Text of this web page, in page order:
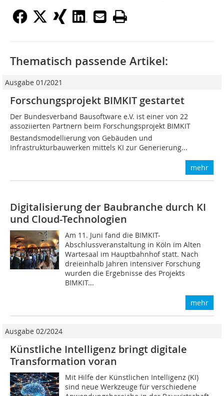
Thematisch passende Artikel:
Ausgabe 01/2021
Forschungsprojekt BIMKIT gestartet
Der Bundesverband Bausoftware e.V. ist einer von 22
assoziierten Partnern beim Forschungsprojekt BIMKIT 
Bestandsmodellierung von Gebäuden und
Infrastrukturbauwerken mittels KI zur Generierung...
mehr
Digitalisierung der Baubranche durch KI
und Cloud-Technologien
Am 11. Juni fand die BIMKIT-
Abschlussveranstaltung in Köln im Alten
Wartesaal im Hauptbahnhof statt. Nach
dreieinhalb Jahren intensiver Forschung
wurden die Ergebnisse des Projekts
BIMKIT...
mehr
Ausgabe 02/2024
Künstliche Intelligenz bringt digitale
Transformation voran
Mit Hilfe der Künstlichen Intelligenz (KI)
sind neue Werkzeuge für verschiedene